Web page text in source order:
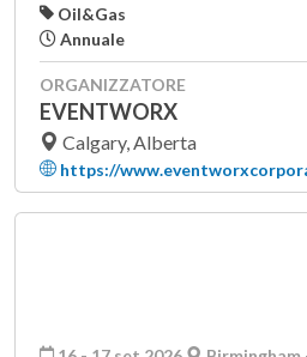
Oil&Gas
Annuale
ORGANIZZATORE
EVENTWORX
Calgary, Alberta
https://